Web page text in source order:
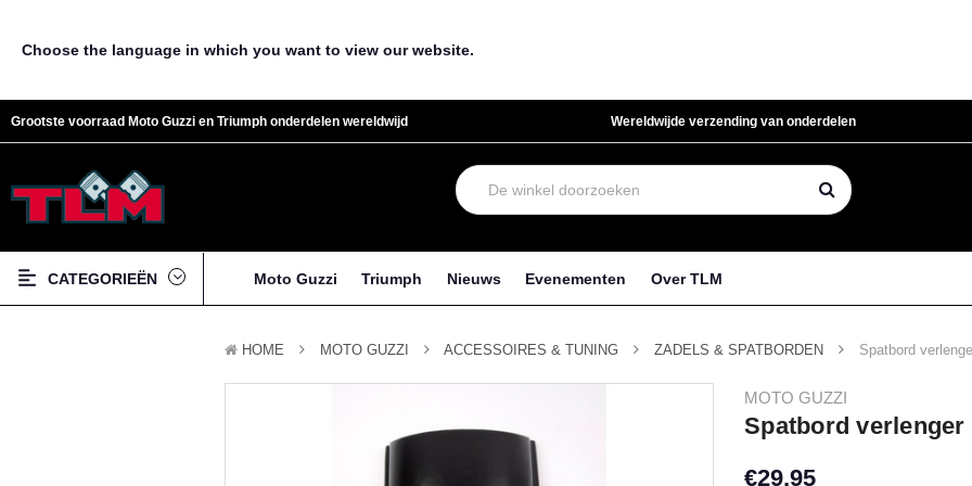
Choose the language in which you want to view our website.
Grootste voorraad Moto Guzzi en Triumph onderdelen wereldwijd Wereldwijde verzending van onderdelen
CATEGORIEËN Moto Guzzi Triumph Nieuws Evenementen Over TLM
HOME MOTO GUZZI ACCESSOIRES & TUNING ZADELS & SPATBORDEN Spatbord
MOTO GUZZI
Spatbord
€29,95